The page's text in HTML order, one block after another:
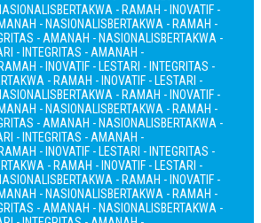
BERTAKWA - RAMAH - INOVATIF -
- NASIONALISBERTAKWA - RAMAH -
- AMANAH - NASIONALISBERTAKWA -
- INTEGRITAS - AMANAH -
- INOVATIF - LESTARI - INTEGRITAS -
- RAMAH - INOVATIF - LESTARI -
BERTAKWA - RAMAH - INOVATIF -
- NASIONALISBERTAKWA - RAMAH -
- AMANAH - NASIONALISBERTAKWA -
- INTEGRITAS - AMANAH -
- INOVATIF - LESTARI - INTEGRITAS -
- RAMAH - INOVATIF - LESTARI -
BERTAKWA - RAMAH - INOVATIF -
- NASIONALISBERTAKWA - RAMAH -
- AMANAH - NASIONALISBERTAKWA -